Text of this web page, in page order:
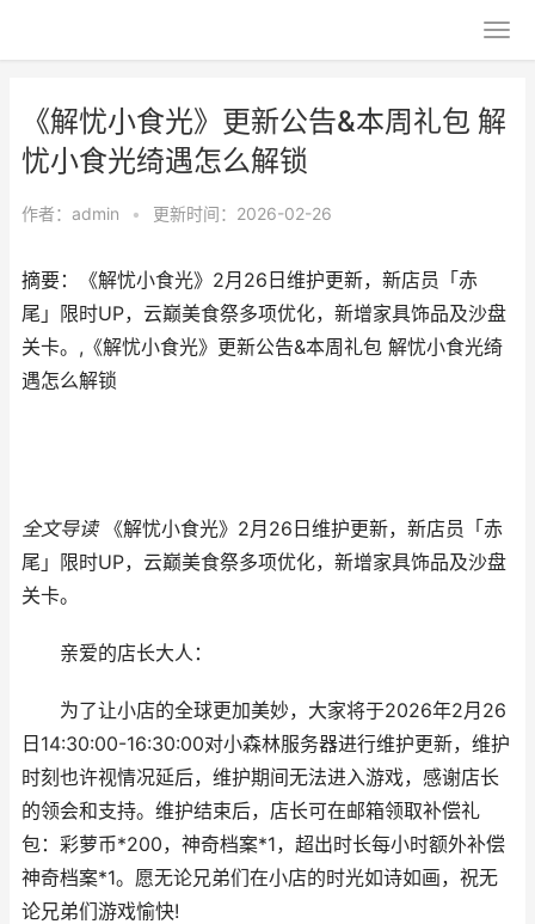
《解忧小食光》更新公告&本周礼包 解
忧小食光绮遇怎么解锁
作者： admin • 更新时间：2026-02-26
摘要：《解忧小食光》2月26日维护更新，新店员「赤
尾」限时UP，云巅美食祭多项优化，新增家具饰品及沙盘
关卡。,《解忧小食光》更新公告&本周礼包 解忧小食光绮
遇怎么解锁
全文导读《解忧小食光》2月26日维护更新，新店员「赤
尾」限时UP，云巅美食祭多项优化，新增家具饰品及沙盘
关卡。
亲爱的店长大人：
为了让小店的全球更加美妙，大家将于2026年2月26
日14:30:00-16:30:00对小森林服务器进行维护更新，维护
时刻也许视情况延后，维护期间无法进入游戏，感谢店长
的领会和支持。维护结束后，店长可在邮箱领取补偿礼
包：彩萝币*200，神奇档案*1，超出时长每小时额外补偿
神奇档案*1。愿无论兄弟们在小店的时光如诗如画，祝无
论兄弟们游戏愉快!